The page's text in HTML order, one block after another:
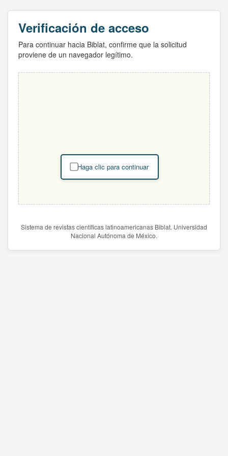
Verificación de acceso
Para continuar hacia Biblat, confirme que la solicitud
proviene de un navegador legítimo.
Haga clic para continuar
Sistema de revistas científicas latinoamericanas Biblat. Universidad
Nacional Autónoma de México.